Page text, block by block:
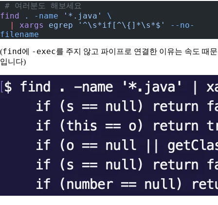
# 여러분도 해보세요
find . -name '*.java'
\
  |
xargs egrep '^\s*if[^\{]*\s*$'
--no-
filename
(find에 -exec를 주지 않고 파이프로 연결한 이유는 속도 때문
입니다)